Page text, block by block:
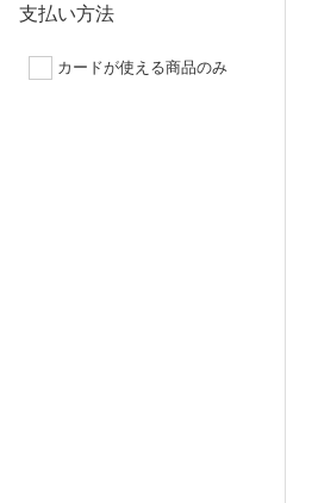
支払い方法
カードが使える商品のみ